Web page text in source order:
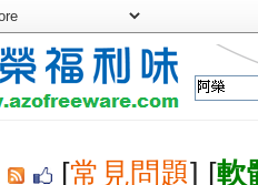
[常見問題] [軟